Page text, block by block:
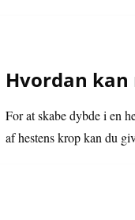
Hvordan kan
For at skabe dybde i en
af hestens krop kan du